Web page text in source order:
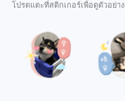
โปรดแตะที่สติกเกอร์เพื่อดูตัวอย่าง